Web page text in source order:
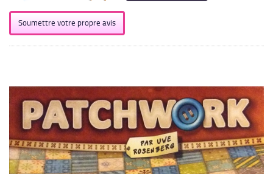
Soumettre votre propre avis